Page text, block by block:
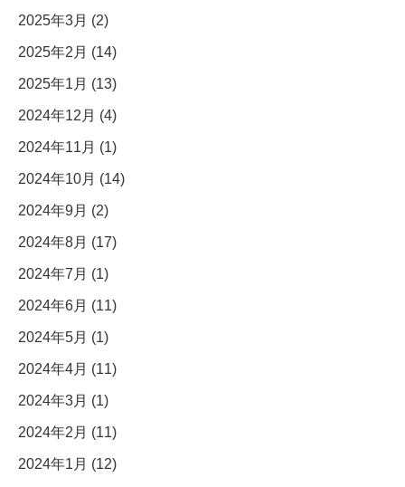
2025年3月 (2)
2025年2月 (14)
2025年1月 (13)
2024年12月 (4)
2024年11月 (1)
2024年10月 (14)
2024年9月 (2)
2024年8月 (17)
2024年7月 (1)
2024年6月 (11)
2024年5月 (1)
2024年4月 (11)
2024年3月 (1)
2024年2月 (11)
2024年1月 (12)